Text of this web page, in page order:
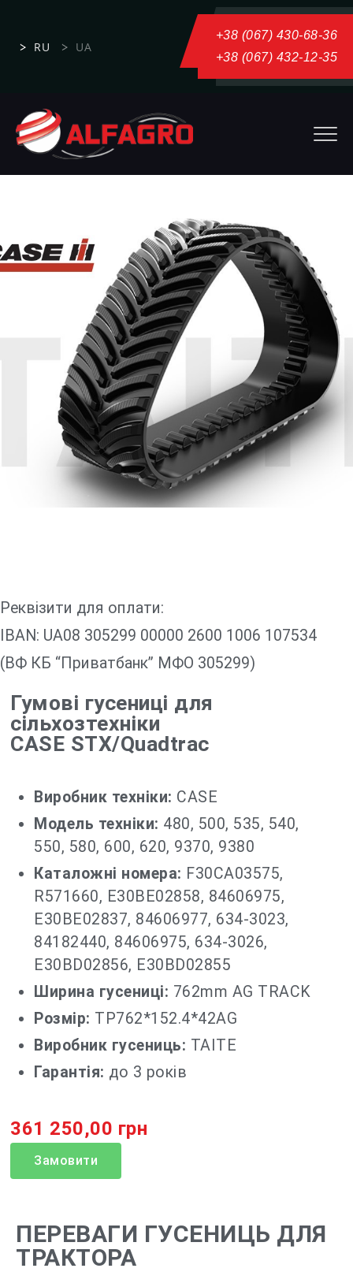
RU UA
+38 (067) 430-68-36
+38 (067) 432-12-35
Реквізити для оплати:
IBAN: UA08 305299 00000 2600 1006 107534
(ВФ КБ “Приватбанк” МФО 305299)
Гумові гусениці для
сільхозтехніки
CASE STX/Quadtrac
Виробник техніки: CASE
Модель техніки: 480, 500, 535, 540,
550, 580, 600, 620, 9370, 9380
Каталожні номера: F30CA03575,
R571660, E30BE02858, 84606975,
E30BE02837, 84606977, 634-3023,
84182440, 84606975, 634-3026,
E30BD02856, E30BD02855
Ширина гусениці: 762mm AG TRACK
Розмір: TP762*152.4*42AG
Виробник гусениць: TAITE
Гарантія: до 3 років
361 250,00 грн
Замовити
ПЕРЕВАГИ ГУСЕНИЦЬ ДЛЯ
ТРАКТОРА